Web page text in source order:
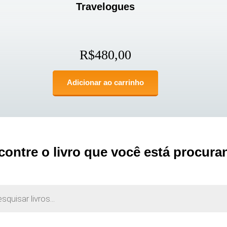
Travelogues
R$480,00
Adicionar ao carrinho
o livro que você está